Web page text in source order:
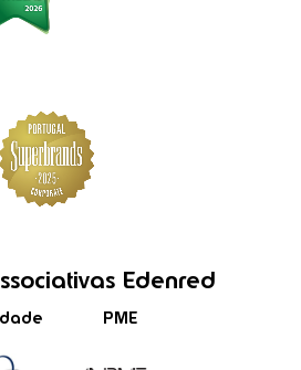
Edenred
PME